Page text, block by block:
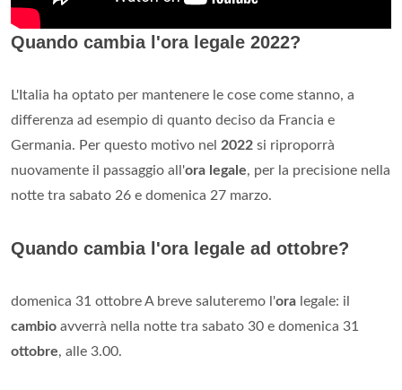
Quando cambia l'ora legale 2022?
L'Italia ha optato per mantenere le cose come stanno, a
differenza ad esempio di quanto deciso da Francia e
Germania. Per questo motivo nel 2022 si riproporrà
nuovamente il passaggio all'ora legale, per la precisione nella
notte tra sabato 26 e domenica 27 marzo.
Quando cambia l'ora legale ad ottobre?
domenica 31 ottobre A breve saluteremo l'ora legale: il
cambio avverrà nella notte tra sabato 30 e domenica 31
ottobre, alle 3.00.